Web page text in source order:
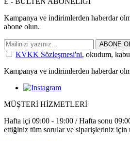
Kampanya ve indirimlerden haberdar
abone olun.
ABONE OL
KVKK Sözleşmesi'ni, okudum,
Kampanya ve indirimlerden haberdar
MÜŞTERİ HİZMETLERİ
Hafta içi 09:00 - 19:00 / Hafta sonu
ettiğiniz tüm sorular ve siparişleriniz için